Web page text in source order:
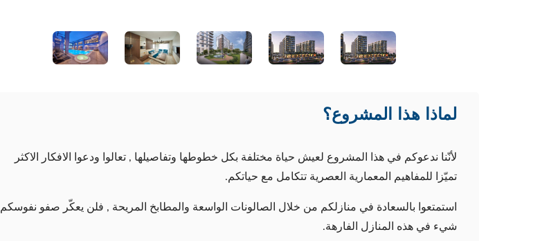
لماذا هذا المشروع؟
لأنّنا ندعوكم في هذا المشروع لعيش حياة مختلفة بكل خطوطها وتفاصيلها , تعالوا ودعوا الافكار الاكثر
تميّزا للمفاهيم المعمارية العصرية تتكامل مع حياتكم.
استمتعوا بالسعادة في منازلكم من خلال الصالونات الواسعة والمطابخ المريحة , فلن يعكّر صفو نفوسكم
شيء في هذه المنازل الفارهة.